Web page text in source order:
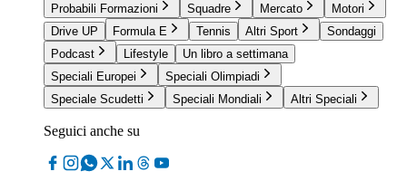
Probabili Formazioni
Squadre Mercato
Motori
Drive UP
Formula E Tennis Altri Sport
Sondaggi
Podcast
Lifestyle
Un libro a settimana
Speciali Europei
Speciali Olimpiadi
Speciale Scudetti
Speciali Mondiali Altri Speciali
Seguici anche su